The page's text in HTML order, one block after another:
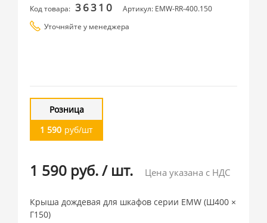
Код товара: 36310
Артикул: EMW-RR-400.150
Уточняйте у менеджера
Розница
1 590 руб/шт
1 590 руб./ шт. Цена указана с НДС
Крыша дождевая для шкафов серии EMW (Ш400 ×
Г150)